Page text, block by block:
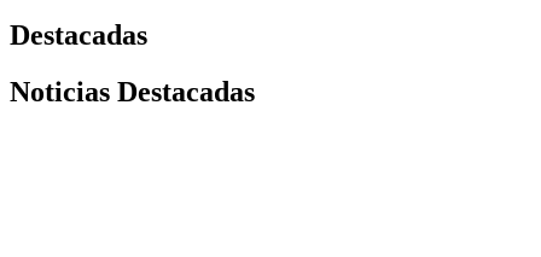
Destacadas
Noticias Destacadas